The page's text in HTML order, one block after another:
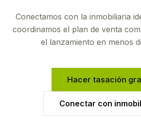
Conectamos con la inmobiliaria
coordinamos el plan de venta
el lanzamiento en menos
Hacer tasación
Conectar con